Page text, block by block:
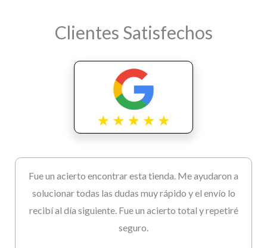
Clientes Satisfechos
Fue un acierto encontrar esta tienda. Me ayudaron a
solucionar todas las dudas muy rápido y el envío lo
recibí al día siguiente. Fue un acierto total y repetiré
seguro.